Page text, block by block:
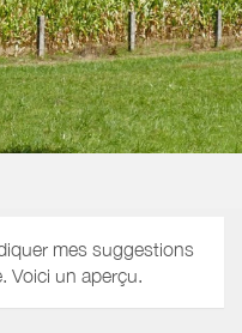
mes suggestions
Voici un aperçu.